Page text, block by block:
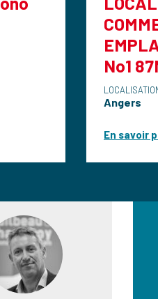
COMMERCIAL
EMPLACEMENT
No1 87M2 ANGERS